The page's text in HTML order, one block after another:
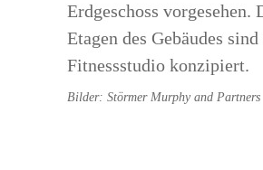
Erdgeschoss vorgesehen.
Etagen des Gebäudes
Fitnessstudio konzipiert.
Bilder: Störmer Murphy and Partners